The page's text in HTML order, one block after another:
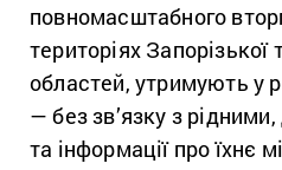
повномасштабного
територіях Запорізької
областей, утримують у
— без зв’язку з
та інформації про їхнє